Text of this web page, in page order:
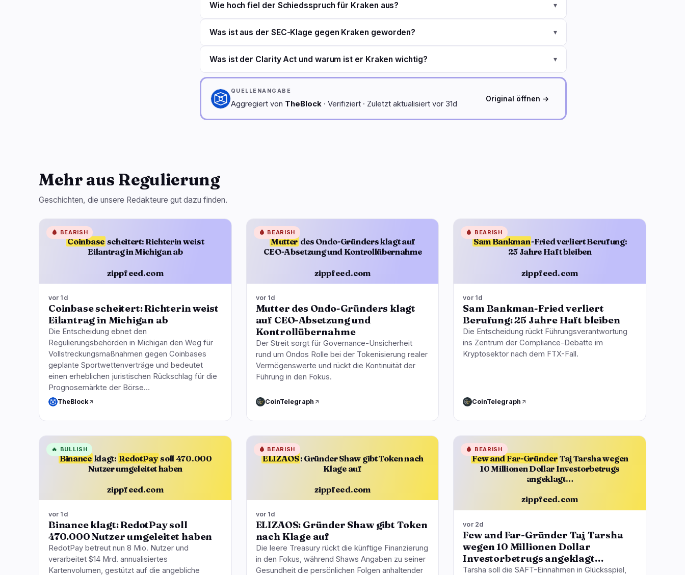
Wie hoch fiel der Schiedsspruch für Kraken aus? ▾
Was ist aus der SEC-Klage gegen Kraken geworden? ▾
Was ist der Clarity Act und warum ist er Kraken wichtig? ▾
QUELLENANGABE
Aggregiert von TheBlock · Verifiziert · Zuletzt aktualisiert vor 31d
Original öffnen →
Mehr aus Regulierung
Geschichten, die unsere Redakteure gut dazu finden.
Coinbase scheitert: Richterin weist
Eilantrag in Michigan ab
zippfeed.com
🩸 BEARISH
vor 1d
Coinbase scheitert: Richterin weist
Eilantrag in Michigan ab
Die Entscheidung ebnet den
Regulierungsbehörden in Michigan den Weg für
Vollstreckungsmaßnahmen gegen Coinbases
geplante Sportwettenverträge und bedeutet
einen erheblichen juristischen Rückschlag für die
Prognosemärkte der Börse…
TheBlock
Mutter des Ondo-Gründers klagt auf
CEO-Absetzung und Kontrollübernahme
zippfeed.com
🩸 BEARISH
vor 1d
Mutter des Ondo-Gründers klagt
auf CEO-Absetzung und
Kontrollübernahme
Der Streit sorgt für Governance-Unsicherheit
rund um Ondos Rolle bei der Tokenisierung realer
Vermögenswerte und rückt die Kontinuität der
Führung in den Fokus.
CoinTelegraph
Sam Bankman-Fried verliert Berufung:
25 Jahre Haft bleiben
zippfeed.com
🩸 BEARISH
vor 1d
Sam Bankman-Fried verliert
Berufung: 25 Jahre Haft bleiben
Die Entscheidung rückt Führungsverantwortung
ins Zentrum der Compliance-Debatte im
Kryptosektor nach dem FTX-Fall.
CoinTelegraph
Binance klagt: RedotPay soll 470.000
Nutzer umgeleitet haben
zippfeed.com
🔥 BULLISH
vor 1d
Binance klagt: RedotPay soll
470.000 Nutzer umgeleitet haben
RedotPay betreut nun 8 Mio. Nutzer und
verarbeitet $14 Mrd. annualisiertes
Kartenvolumen, gestützt auf die angebliche
ELIZAOS: Gründer Shaw gibt Token nach
Klage auf
zippfeed.com
🩸 BEARISH
vor 1d
ELIZAOS: Gründer Shaw gibt Token
nach Klage auf
Die leere Treasury rückt die künftige Finanzierung
in den Fokus, während Shaws Angaben zu seiner
Gesundheit die persönlichen Folgen anhaltender
Few and Far-Gründer Taj Tarsha wegen
10 Millionen Dollar Investorbetrugs
angeklagt…
zippfeed.com
🩸 BEARISH
vor 2d
Few and Far-Gründer Taj Tarsha
wegen 10 Millionen Dollar
Investorbetrugs angeklagt…
Tarsha soll die SAFT-Einnahmen in Glücksspiel,